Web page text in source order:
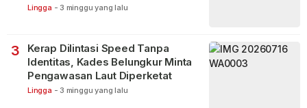
Lingga - 3 minggu yang lalu
3
Kerap Dilintasi Speed Tanpa
Identitas, Kades Belungkur Minta
Pengawasan Laut Diperketat
Lingga - 3 minggu yang lalu